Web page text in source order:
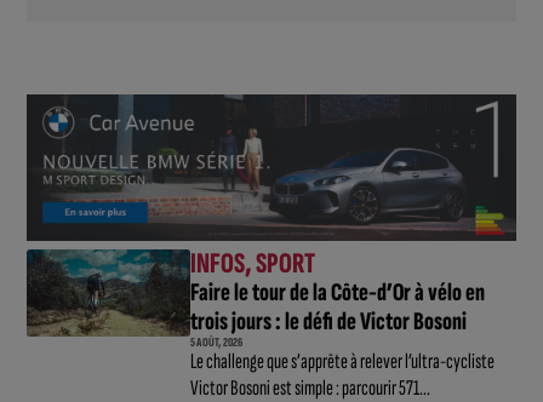
INFOS,SPORT
Faire le tour de la Côte-d’Or à vélo en
trois jours : le défi de Victor Bosoni
5 AOÛT, 2026
Le challenge que s’apprête à relever l’ultra-cycliste
Victor Bosoni est simple : parcourir 571...